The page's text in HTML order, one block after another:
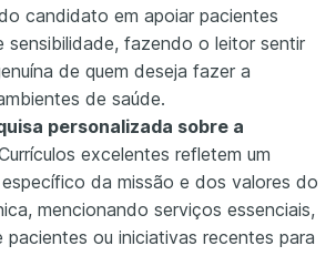
candidato em apoiar pacientes
sensibilidade, fazendo o leitor sentir
de quem deseja fazer a
de saúde.
personalizada sobre a
excelentes refletem um
da missão e dos valores do
mencionando serviços essenciais,
pacientes ou iniciativas recentes para